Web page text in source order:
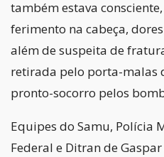
também estava
ferimento na cabeça,
além de suspeita de
retirada pelo porta-malas
pronto-socorro pelos
Equipes do Samu, Polícia
Federal e Ditran de